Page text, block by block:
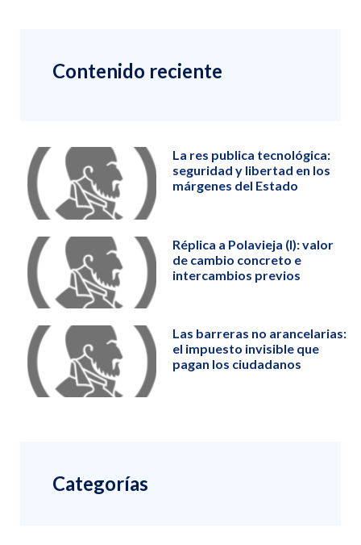
Contenido reciente
La res publica tecnológica:
seguridad y libertad en los
márgenes del Estado
Réplica a Polavieja (I): valor
de cambio concreto e
intercambios previos
Las barreras no arancelarias:
el impuesto invisible que
pagan los ciudadanos
Categorías